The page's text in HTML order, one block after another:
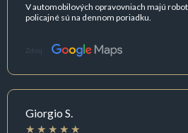
V automobilových opravovniach majú
policajné sú na dennom poriadku.
Zdroj:
Giorgio S.